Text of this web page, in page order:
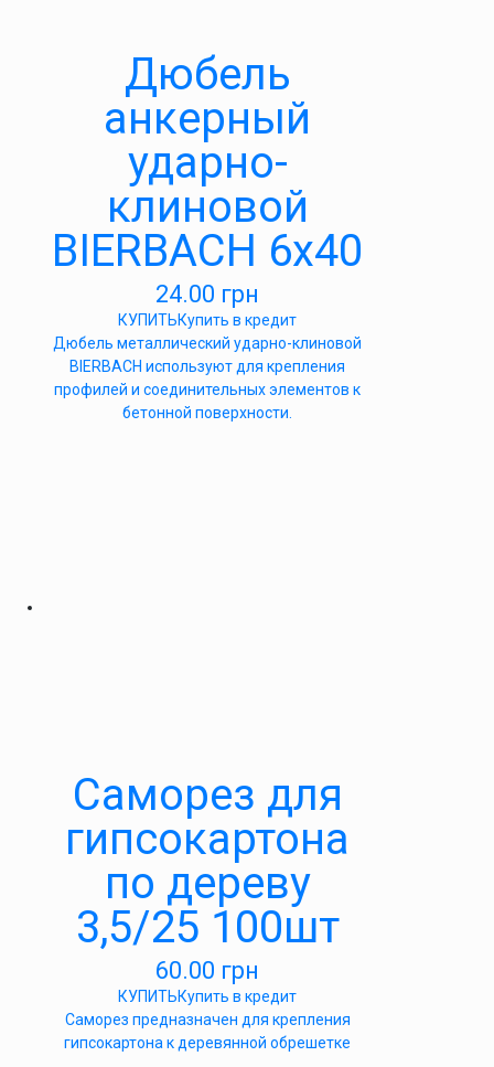
Дюбель
анкерный
ударно-
клиновой
BIERBACH 6х40
24.00 грн
КУПИТЬКупить в кредит
Дюбель металлический ударно-клиновой
BIERBACH используют для крепления
профилей и соединительных элементов к
бетонной поверхности.
Саморез для
гипсокартона
по дереву
3,5/25 100шт
60.00 грн
КУПИТЬКупить в кредит
Саморез предназначен для крепления
гипсокартона к деревянной обрешетке